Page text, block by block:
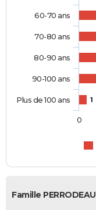
1
60-70 ans
70-80 ans
80-90 ans
90-100 ans
Plus de 100 ans
0
Famille PERRODEAU